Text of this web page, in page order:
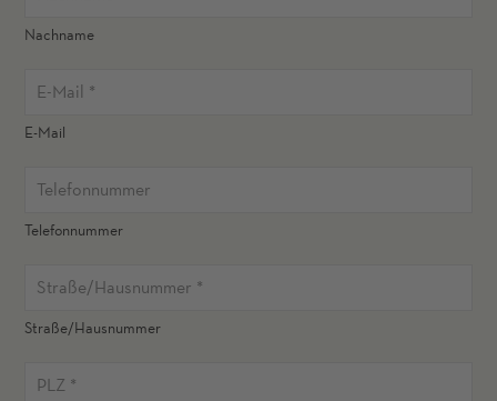
Nachname
E-Mail
Telefonnummer
Straße/Hausnummer